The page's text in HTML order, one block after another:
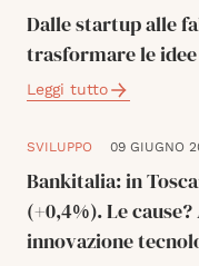
Dalle startup alle
trasformare le
Leggi tutto
SVILUPPO 09 GIUGNO
Bankitalia: in
(+0,4%). Le
innovazione